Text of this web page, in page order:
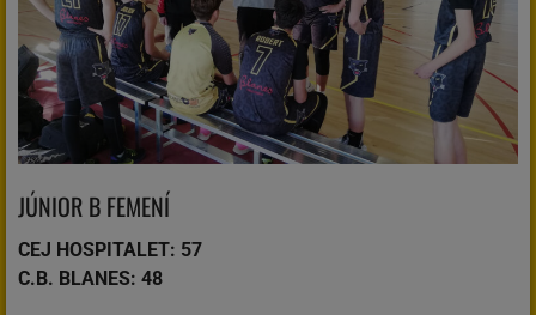
JÚNIOR B FEMENÍ
CEJ HOSPITALET: 57
C.B. BLANES: 48